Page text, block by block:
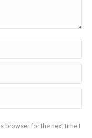
browser for the next time I